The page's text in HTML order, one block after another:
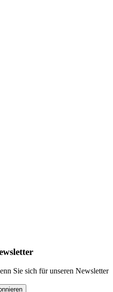
Sie sich für unseren Newsletter